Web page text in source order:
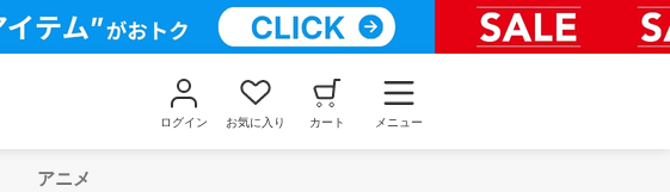
ログイン お気に入り カート メニュー
アニメ